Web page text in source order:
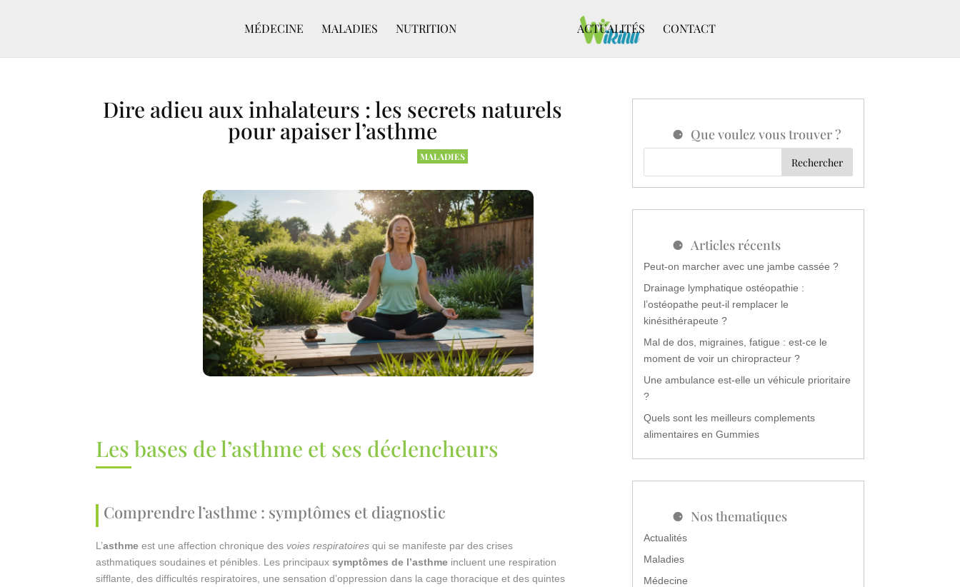
MÉDECINE MALADIES NUTRITION ACTUALITÉS CONTACT
Dire adieu aux inhalateurs : les secrets naturels
pour apaiser l’asthme
MALADIES
Les bases de l’asthme et ses déclencheurs
Comprendre l’asthme : symptômes et diagnostic
L’asthme est une affection chronique des voies respiratoires qui se manifeste par des crises
asthmatiques soudaines et pénibles. Les principauxsymptômes de l’asthme incluent une respiration
sifflante, des difficultés respiratoires, une sensation d’oppression dans la cage thoracique et des quintes
Que voulez vous trouver ?
Articles récents
Peut-on marcher avec une jambe cassée ?
Drainage lymphatique ostéopathie :
l’ostéopathe peut-il remplacer le
kinésithérapeute ?
Mal de dos, migraines, fatigue : est-ce le
moment de voir un chiropracteur ?
Une ambulance est-elle un véhicule prioritaire
?
Quels sont les meilleurs complements
alimentaires en Gummies
Nos thematiques
Actualités
Maladies
Médecine